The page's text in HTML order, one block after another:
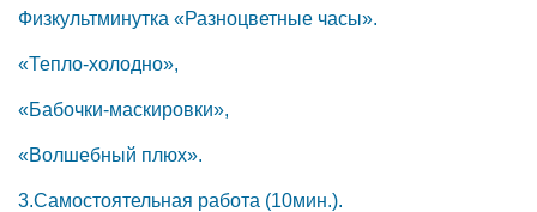
Физкультминутка «Разноцветные часы».
«Тепло-холодно»,
«Бабочки-маскировки»,
«Волшебный плюх».
3.Самостоятельная работа (10мин.).